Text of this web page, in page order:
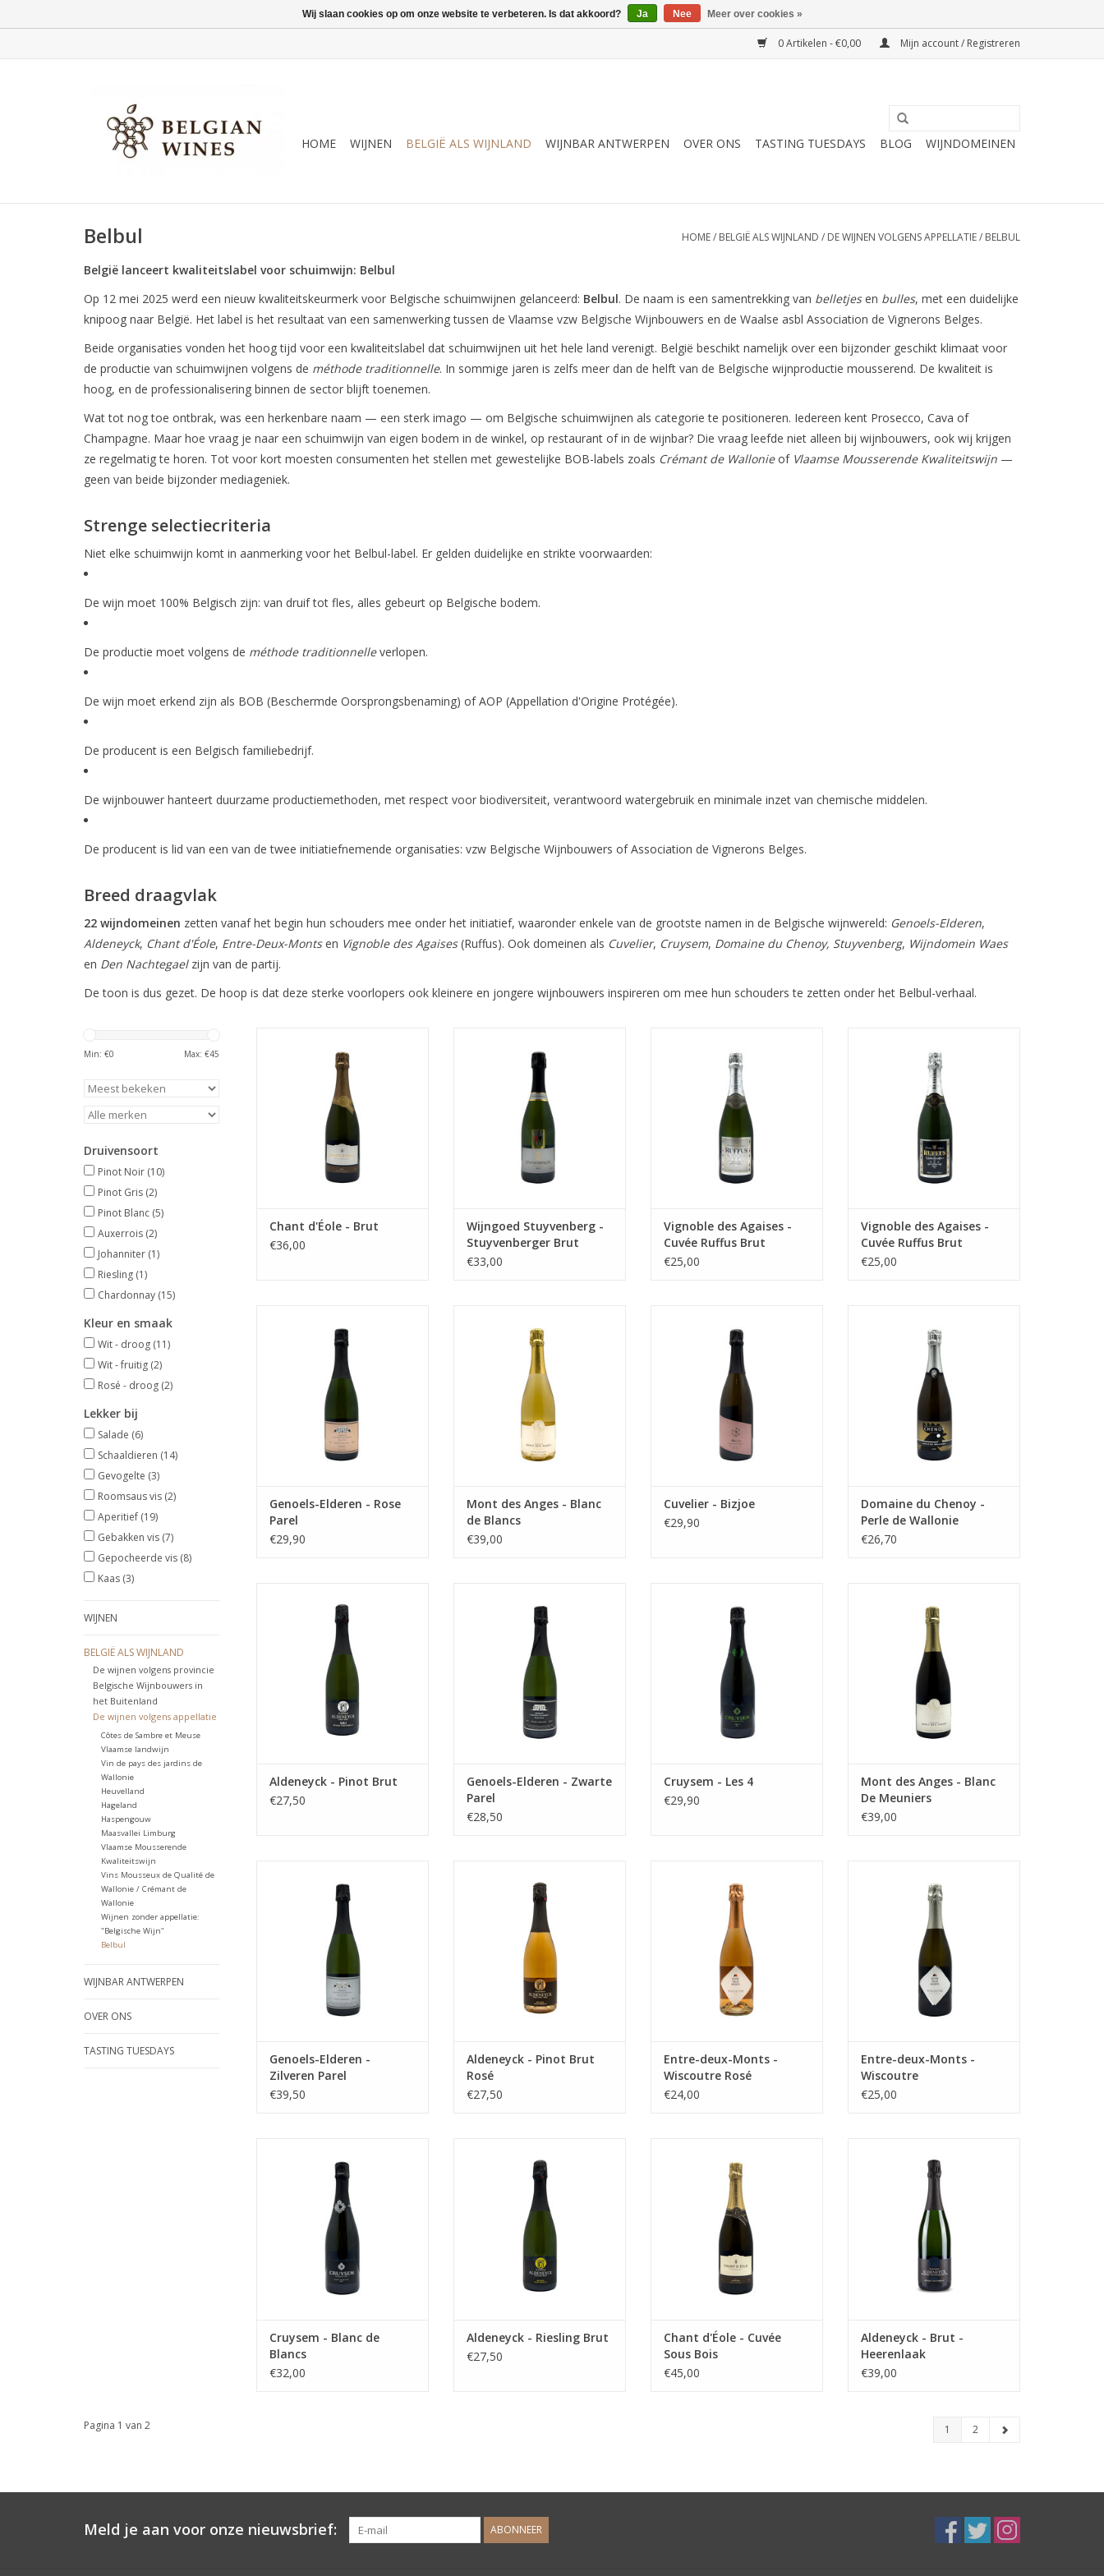
0 Artikelen - €0,00 Mijn account / Registreren
HOME WIJNEN BELGIË ALS WIJNLAND WIJNBAR ANTWERPEN OVER ONS TASTING TUESDAYS BLOG WIJNDOMEINEN
Belbul HOME/ BELGIË ALS WIJNLAND / DE WIJNEN VOLGENS APPELLATIE/ BELBUL
België lanceert kwaliteitslabel voor schuimwijn: Belbul
Op 12 mei 2025 werd een nieuw kwaliteitskeurmerk voor Belgische schuimwijnen gelanceerd: Belbul. De naam is een samentrekking van belletjesen bulles, met een duidelijke
knipoog naar België. Het label is het resultaat van een samenwerking tussen de Vlaamse vzw Belgische Wijnbouwers en de Waalse asbl Association de Vignerons Belges.
Beide organisaties vonden het hoog tijd voor een kwaliteitslabel dat schuimwijnen uit het hele land verenigt. België beschikt namelijk over een bijzonder geschikt klimaat voor
de productie van schuimwijnen volgens de méthode traditionnelle. In sommige jaren is zelfs meer dan de helft van de Belgische wijnproductie mousserend. De kwaliteit is
hoog, en de professionalisering binnen de sector blijft toenemen.
Wat tot nog toe ontbrak, was een herkenbare naam — een sterk imago — om Belgische schuimwijnen als categorie te positioneren. Iedereen kent Prosecco, Cava of
Champagne. Maar hoe vraag je naar een schuimwijn van eigen bodem in de winkel, op restaurant of in de wijnbar? Die vraag leefde niet alleen bij wijnbouwers, ook wij krijgen
ze regelmatig te horen. Tot voor kort moesten consumenten het stellen met gewestelijke BOB-labels zoals Crémant de Wallonieof Vlaamse Mousserende Kwaliteitswijn —
geen van beide bijzonder mediageniek.
Strenge selectiecriteria
Niet elke schuimwijn komt in aanmerking voor het Belbul-label. Er gelden duidelijke en strikte voorwaarden:
De wijn moet 100% Belgisch zijn: van druif tot fles, alles gebeurt op Belgische bodem.
De productie moet volgens de méthode traditionnelleverlopen.
De wijn moet erkend zijn als BOB (Beschermde Oorsprongsbenaming) of AOP (Appellation d'Origine Protégée).
De producent is een Belgisch familiebedrijf.
De wijnbouwer hanteert duurzame productiemethoden, met respect voor biodiversiteit, verantwoord watergebruik en minimale inzet van chemische middelen.
De producent is lid van een van de twee initiatiefnemende organisaties: vzw Belgische Wijnbouwers of Association de Vignerons Belges.
Breed draagvlak
22 wijndomeinen zetten vanaf het begin hun schouders mee onder het initiatief, waaronder enkele van de grootste namen in de Belgische wijnwereld: Genoels-Elderen,
Aldeneyck, Chant d'Éole, Entre-Deux-Montsen Vignoble des Agaises(Ruffus). Ook domeinen als Cuvelier, Cruysem, Domaine du Chenoy, Stuyvenberg, Wijndomein Waes
en Den Nachtegaelzijn van de partij.
De toon is dus gezet. De hoop is dat deze sterke voorlopers ook kleinere en jongere wijnbouwers inspireren om mee hun schouders te zetten onder het Belbul-verhaal.
Min: €0 Max: €45
Druivensoort
Pinot Noir (10)
Pinot Gris (2)
Pinot Blanc (5)
Auxerrois (2)
Johanniter (1)
Riesling (1)
Chardonnay (15)
Kleur en smaak
Wit - droog (11)
Wit - fruitig (2)
Rosé - droog (2)
Lekker bij
Salade (6)
Schaaldieren (14)
Gevogelte (3)
Roomsaus vis (2)
Aperitief (19)
Gebakken vis (7)
Gepocheerde vis (8)
Kaas (3)
WIJNEN
BELGIË ALS WIJNLAND
De wijnen volgens provincie
Belgische Wijnbouwers in
het Buitenland
De wijnen volgens appellatie
Côtes de Sambre et Meuse
Vlaamse landwijn
Vin de pays des jardins de
Wallonie
Heuvelland
Hageland
Haspengouw
Maasvallei Limburg
Vlaamse Mousserende
Kwaliteitswijn
Vins Mousseux de Qualité de
Wallonie / Crémant de
Wallonie
Wijnen zonder appellatie:
"Belgische Wijn"
Belbul
WIJNBAR ANTWERPEN
OVER ONS
TASTING TUESDAYS
TOEVOEGEN AAN WINKELWAGEN
Chant d'Éole - Brut
€36,00
Methode traditionelle uit het
Pajottenland. Minsten 24
maanden sur lattes
TOEVOEGEN AAN WINKELWAGEN
Wijngoed Stuyvenberg -
Stuyvenberger Brut
€33,00
TOEVOEGEN AAN WINKELWAGEN
Vignoble des Agaises -
Cuvée Ruffus Brut
Sauvage
€25,00
TOEVOEGEN AAN WINKELWAGEN
Vignoble des Agaises -
Cuvée Ruffus Brut
€25,00
fruitig
TOEVOEGEN AAN WINKELWAGEN
Genoels-Elderen - Rose
Parel
€29,90
blancs
TOEVOEGEN AAN WINKELWAGEN
Mont des Anges - Blanc
de Blancs
€39,00
TOEVOEGEN AAN WINKELWAGEN
Cuvelier - Bizjoe
€29,90
TOEVOEGEN AAN WINKELWAGEN
Domaine du Chenoy -
Perle de Wallonie
€26,70
TOEVOEGEN AAN WINKELWAGEN
Aldeneyck - Pinot Brut
€27,50
TOEVOEGEN AAN WINKELWAGEN
Genoels-Elderen - Zwarte
Parel
€28,50
TOEVOEGEN AAN WINKELWAGEN
Cruysem - Les 4
€29,90
Meunier!
Mont des Anges - Blanc
De Meuniers
€39,00
TOEVOEGEN AAN WINKELWAGEN
Genoels-Elderen -
Zilveren Parel
€39,50
Rosé
TOEVOEGEN AAN WINKELWAGEN
Aldeneyck - Pinot Brut
Rosé
€27,50
TOEVOEGEN AAN WINKELWAGEN
Entre-deux-Monts -
Wiscoutre Rosé
€24,00
TOEVOEGEN AAN WINKELWAGEN
Entre-deux-Monts -
Wiscoutre
€25,00
Kruisem.
TOEVOEGEN AAN WINKELWAGEN
Cruysem - Blanc de
Blancs
€32,00
Maasvallei Limburg
TOEVOEGEN AAN WINKELWAGEN
Aldeneyck - Riesling Brut
€27,50
topcuvée!
TOEVOEGEN AAN WINKELWAGEN
Chant d'Éole - Cuvée
Sous Bois
€45,00
Aldeneyck uit Maasvallei Limburg
op basis van Chardonnay
TOEVOEGEN AAN WINKELWAGEN
Aldeneyck - Brut -
Heerenlaak
€39,00
Pagina 1 van 2 1 2
Meld je aan voor onze nieuwsbrief: ABONNEER
Wij slaan cookies op om onze website te verbeteren. Is dat akkoord? Ja Nee Meer over cookies »